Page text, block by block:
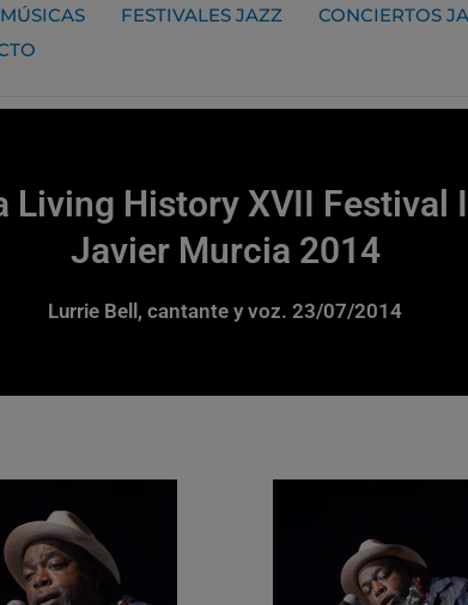
FESTIVALES JAZZ CONCIERTOS
Living History XVII Festival
Javier Murcia 2014
Lurrie Bell, cantante y voz. 23/07/2014